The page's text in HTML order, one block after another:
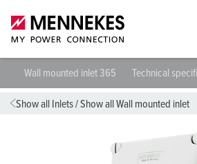
Wall mounted inlet 365 Technical
Show all Inlets/Show all Wall mounted inlet